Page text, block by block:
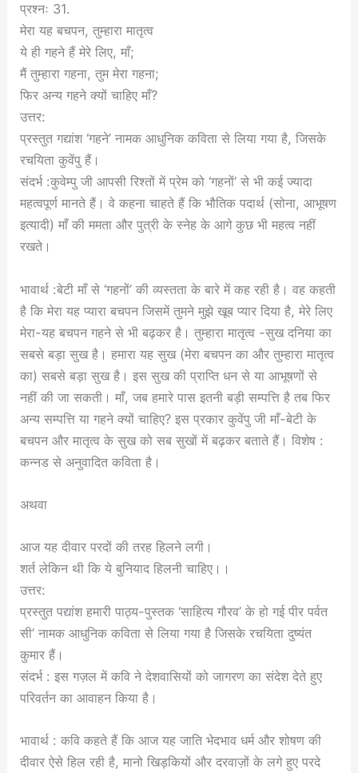
प्रश्नः 31.
मेरा यह बचपन, तुम्हारा मातृत्व
ये ही गहने हैं मेरे लिए, माँ;
मैं तुम्हारा गहना, तुम मेरा गहना;
फिर अन्य गहने क्यों चाहिए माँ?
उत्तर:
प्रस्तुत गद्यांश ‘गहने’ नामक आधुनिक कविता से लिया गया है, जिसके
रचयिता कुवेंपु हैं।
संदर्भ :कुवेम्पु जी आपसी रिश्तों में प्रेम को ‘गहनों’ से भी कई ज्यादा
महत्वपूर्ण मानते हैं। वे कहना चाहते हैं कि भौतिक पदार्थ (सोना, आभूषण
इत्यादी) माँ की ममता और पुत्री के स्नेह के आगे कुछ भी महत्व नहीं
रखते।
भावार्थ :बेटी माँ से ‘गहनों’ की व्यस्तता के बारे में कह रही है। वह कहती
है कि मेरा यह प्यारा बचपन जिसमें तुमने मुझे खूब प्यार दिया है, मेरे लिए
मेरा-यह बचपन गहने से भी बढ़कर है। तुम्हारा मातृत्व -सुख दनिया का
सबसे बड़ा सुख है। हमारा यह सुख (मेरा बचपन का और तुम्हारा मातृत्व
का) सबसे बड़ा सुख है। इस सुख की प्राप्ति धन से या आभूषणों से
नहीं की जा सकती। माँ, जब हमारे पास इतनी बड़ी सम्पत्ति है तब फिर
अन्य सम्पत्ति या गहने क्यों चाहिए? इस प्रकार कुवेंपु जी माँ-बेटी के
बचपन और मातृत्व के सुख को सब सुखों में बढ़कर बताते हैं। विशेष :
कन्नड से अनुवादित कविता है।
अथवा
आज यह दीवार परदों की तरह हिलने लगी।
शर्त लेकिन थी कि ये बुनियाद हिलनी चाहिए।।
उत्तर:
प्रस्तुत पद्यांश हमारी पाठ्य-पुस्तक ‘साहित्य गौरव’ के हो गई पीर पर्वत
सी’ नामक आधुनिक कविता से लिया गया है जिसके रचयिता दुष्यंत
कुमार हैं।
संदर्भ : इस गज़ल में कवि ने देशवासियों को जागरण का संदेश देते हुए
परिवर्तन का आवाहन किया है।
भावार्थ : कवि कहते हैं कि आज यह जाति भेदभाव धर्म और शोषण की
दीवार ऐसे हिल रही है, मानो खिड़कियों और दरवाज़ों के लगे हुए परदे